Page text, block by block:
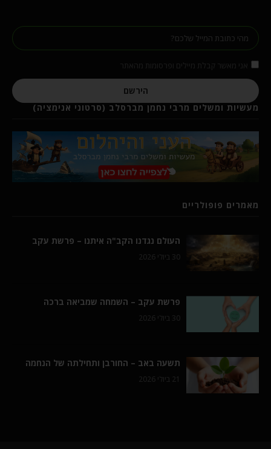
הירשם
מעשיות ומשלים מרבי נחמן מברסלב (סרטוני אנימציה)
מאמרים פופולריים
העולם נגדנו הקב"ה איתנו – פרשת עקב
30 ביולי 2026
פרשת עקב – השמחה שמביאה ברכה
30 ביולי 2026
תשעה באב – החורבן ותחילתה של הנחמה
21 ביולי 2026